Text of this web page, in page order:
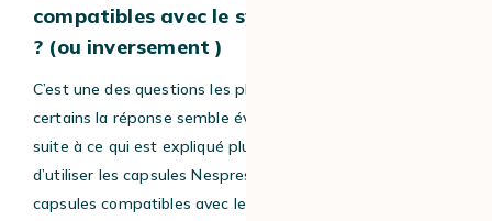
compatibles avec le système
? (ou inversement )
C’est une des questions les plus fréquentes. Et si pour
certains la réponse semble évidente, nous confirmons,
suite à ce qui est expliqué plus haut, qu’il est impossible
d’utiliser les capsules Nespresso ® Original, ou les
capsules compatibles avec les machines Nespresso®